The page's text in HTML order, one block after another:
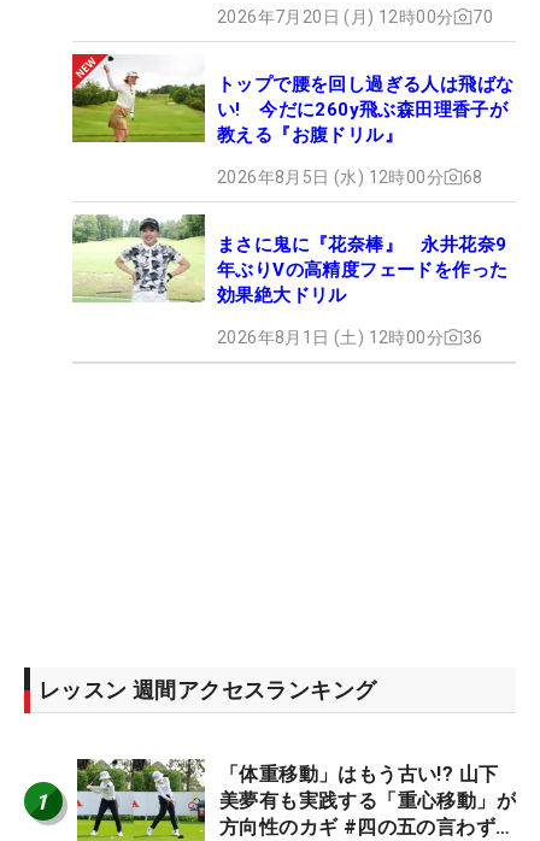
2026年7月20日 (月) 12時00分 70
トップで腰を回し過ぎる人は飛ばな
い! 今だに260y飛ぶ森田理香子が
教える『お腹ドリル』
2026年8月5日 (水) 12時00分 68
まさに鬼に『花奈棒』 永井花奈9
年ぶりVの高精度フェードを作った
効果絶大ドリル
2026年8月1日 (土) 12時00分 36
レッスン 週間アクセスランキング
1
「体重移動」はもう古い!? 山下
美夢有も実践する「重心移動」が
方向性のカギ #四の五の言わず振